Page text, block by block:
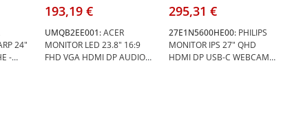
24"
-
193,19 €
UMQB2EE001:ACER
MONITOR LED 23.8" 16:9
FHD VGA HDMI DP AUDIO
295,31 €
27E1N5600HE00: PHILIPS
MONITOR IPS 27" QHD
HDMI DP USB-C WEBCAM